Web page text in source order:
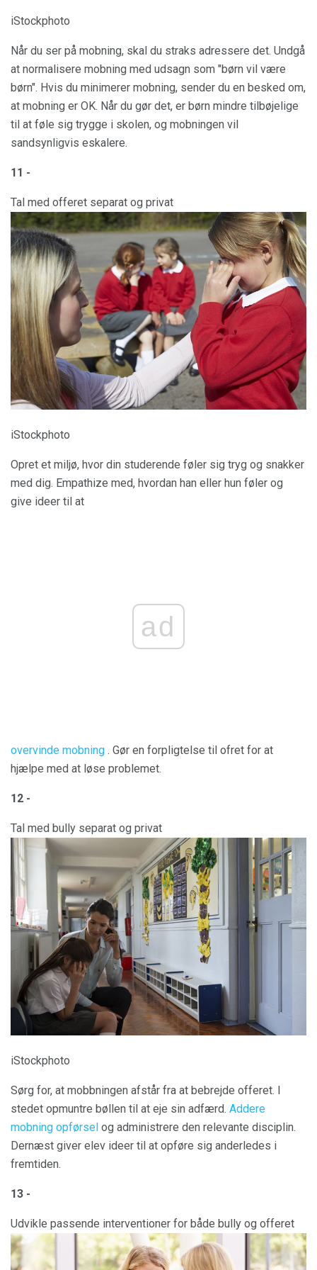
iStockphoto
Når du ser på mobning, skal du straks adressere det. Undgå
at normalisere mobning med udsagn som "børn vil være
børn". Hvis du minimerer mobning, sender du en besked om,
at mobning er OK. Når du gør det, er børn mindre tilbøjelige
til at føle sig trygge i skolen, og mobningen vil
sandsynligvis eskalere.
11 -
Tal med offeret separat og privat
iStockphoto
Opret et miljø, hvor din studerende føler sig tryg og snakker
med dig. Empathize med, hvordan han eller hun føler og
give ideer til at
ad
overvinde mobning . Gør en forpligtelse til ofret for at
hjælpe med at løse problemet.
12 -
Tal med bully separat og privat
iStockphoto
Sørg for, at mobbningen afstår fra at bebrejde offeret. I
stedet opmuntre bøllen til at eje sin adfærd. Addere
mobning opførsel og administrere den relevante disciplin.
Dernæst giver elev ideer til at opføre sig anderledes i
fremtiden.
13 -
Udvikle passende interventioner for både bully og offeret